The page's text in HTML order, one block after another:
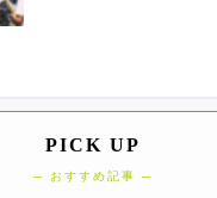
PICK UP
─ おすすめ記事 ─